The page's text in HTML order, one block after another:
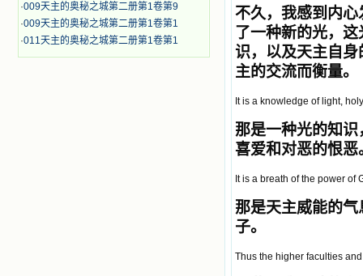
·009天主的奥秘之城第二册第1卷第9
·009天主的奥秘之城第二册第1卷第1
·011天主的奥秘之城第二册第1卷第1
不久，我感到 内
了一种新的光，
识，以及天主自
主的交流而衡量。
It is a knowledge of light,
那是一种光的知
喜爱和对恶的恨恶
It is a breath of the power of
那是天主威能的
子。
Thus the higher faculties